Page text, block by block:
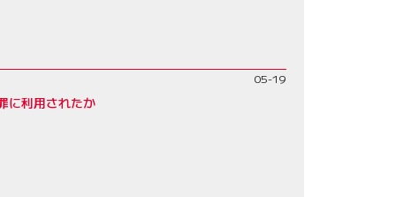
05-19
に利用されたか